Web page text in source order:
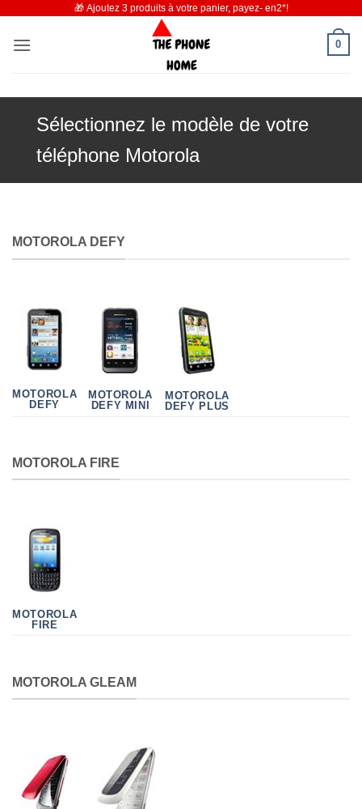
contenu
🎁 Ajoutez 3 produits à votre panier, payez- en2*!
0
Sélectionnez le modèle de votre
téléphone Motorola
MOTOROLA DEFY
MOTOROLA
DEFY
MOTOROLA
DEFY MINI
MOTOROLA
DEFY PLUS
MOTOROLA FIRE
MOTOROLA
FIRE
MOTOROLA GLEAM